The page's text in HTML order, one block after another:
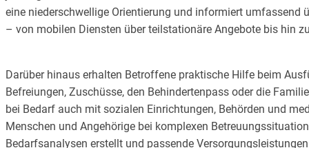
eine niederschwellige Orientierung und informiert umfassend
– von mobilen Diensten über teilstationäre Angebote bis hin
Darüber hinaus erhalten Betroffene praktische Hilfe beim
Befreiungen, Zuschüsse, den Behindertenpass oder die
bei Bedarf auch mit sozialen Einrichtungen, Behörden und
Menschen und Angehörige bei komplexen
Bedarfsanalysen erstellt und passende